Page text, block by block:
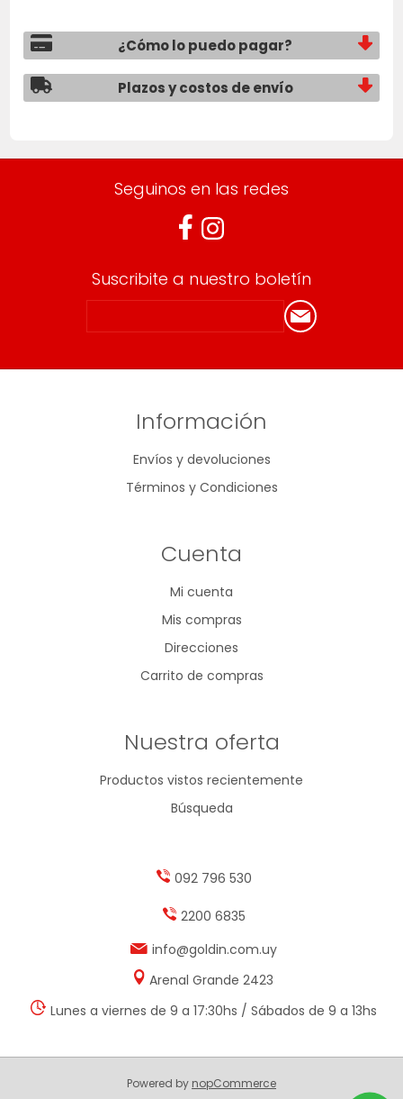
¿Cómo lo puedo pagar?
Plazos y costos de envío
Seguinos en las redes
Suscribite a nuestro boletín
Información
Envíos y devoluciones
Términos y Condiciones
Cuenta
Mi cuenta
Mis compras
Direcciones
Carrito de compras
Nuestra oferta
Productos vistos recientemente
Búsqueda
092 796 530
2200 6835
info@goldin.com.uy
Arenal Grande 2423
Lunes a viernes de 9 a 17:30hs / Sábados de 9 a 13hs
Powered by nopCommerce